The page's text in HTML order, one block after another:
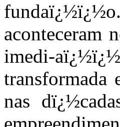
aconteceram
imedi-
nas